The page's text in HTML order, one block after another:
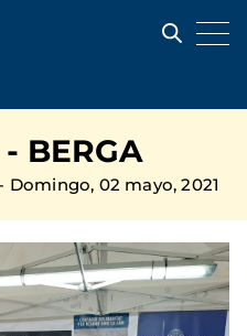
BERGA
Domingo, 02 mayo, 2021